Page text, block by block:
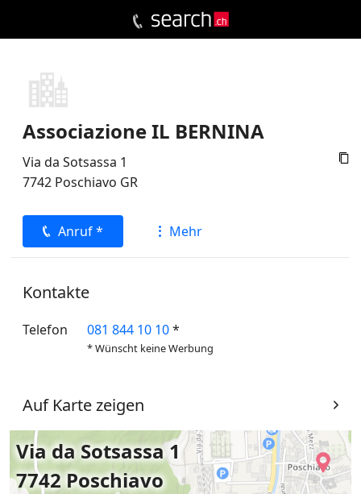
Associazione IL BERNINA

Via da Sotsassa 1
7742 Poschiavo GR
Anruf * Mehr
Kontakte
Telefon 081 844 10 10*
* Wünscht keine Werbung
Auf Karte zeigen
Via da Sotsassa 1
7742 Poschiavo